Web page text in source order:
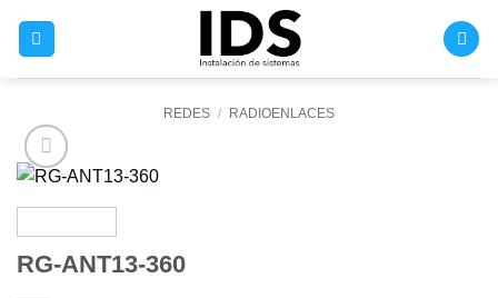
REDES / RADIOENLACES
RG-ANT13-360